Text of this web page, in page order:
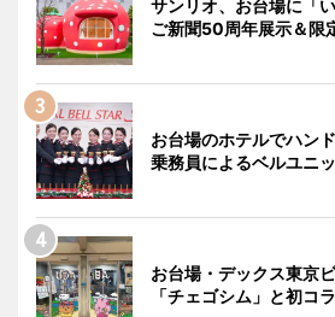
サンリオ、お台場に「
ご新聞50周年展示＆限
お台場のホテルでハン
乗務員によるベルユニ
お台場・デックス東京
「チェゴシム」と初コ